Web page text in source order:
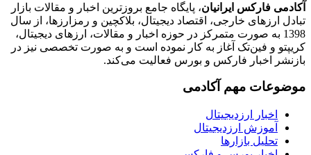
آکادمی فارکس ایرانیان، پایگاه جامع بروزترین اخبار و مقالات بازار
تبادل ارزهای خارجی، اقتصاد دیجیتال، بلاکچین و رمزارزها، از سال
1398 به صورت متمرکز در حوزه اخبار و مقالات، ارزهای‌ دیجیتال،
کریپتو و فین‌تک آغاز به کار نموده است و به صورت تخصصی نیز در
بازنشر اخبار فارکس و بورس فعالیت می‌کند.
موضوعات مهم آکادمی
اخبار ارزدیجیتال
آموزش ارزدیجیتال
تحلیل بازارها